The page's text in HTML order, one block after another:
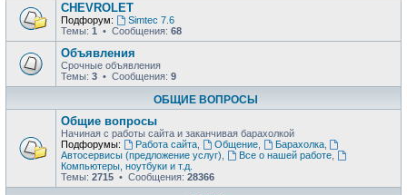
CHEVROLET
Подфорум:
Simtec 7.6
Темы: 1 • Сообщения: 68
Объявления
Срочные объявления
Темы: 3 • Сообщения: 9
ОБЩИЕ ВОПРОСЫ
Общие вопросы
Начиная с работы сайта и заканчивая барахолкой
Подфорумы:
Работа сайта, Общение, Барахолка,
Автосервисы (предложение услуг)
Все о нашей работе,
Компьютеры, ноутбуки и т.д.
Темы: 2715 • Сообщения: 28366